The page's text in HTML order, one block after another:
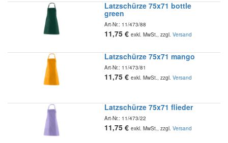
Latzschürze 75x71 bottle
green
Art-Nr.: 11/473/88
11,75 € exkl. MwSt., zzgl. Versand
Latzschürze 75x71 mango
Art-Nr.: 11/473/81
11,75 € exkl. MwSt., zzgl. Versand
Latzschürze 75x71 flieder
Art-Nr.: 11/473/22
11,75 € exkl. MwSt., zzgl. Versand